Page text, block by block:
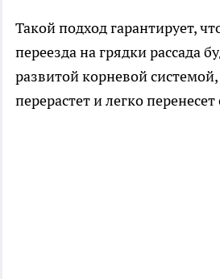
Такой подход гарантирует,
переезда на грядки рассада
развитой корневой
перерастет и легко перенесет